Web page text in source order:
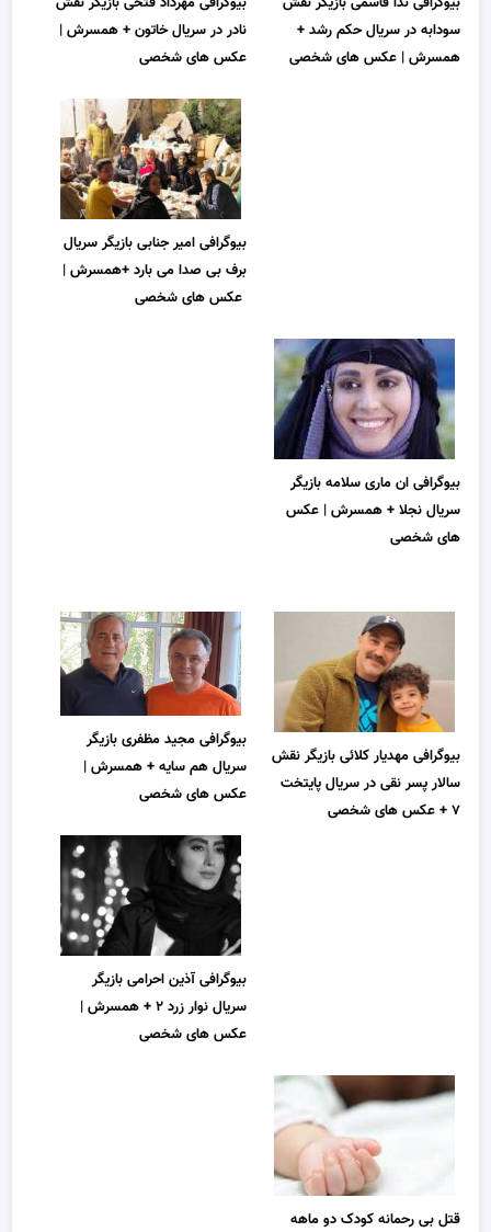
سودابه در سریال حکم رشد +
همسرش | عکس های شخصی
نادر در سریال خاتون + همسرش |
عکس های شخصی
بیوگرافی امیر جنابی بازیگر سریال
برف بی صدا می بارد +همسرش |
عکس های شخصی
بیوگرافی ان ماری سلامه بازیگر
سریال نجلا + همسرش | عکس
های شخصی
بیوگرافی مهدیار کلائی بازیگر نقش
سالار پسر نقی در سریال پایتخت
۷ + عکس های شخصی
بیوگرافی مجید مظفری بازیگر
سریال هم سایه + همسرش |
عکس های شخصی
بیوگرافی آذین احرامی بازیگر
سریال نوار زرد ۲ + همسرش |
عکس های شخصی
قتل بی رحمانه کودک دو ماهه